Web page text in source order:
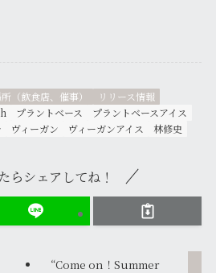
（飲食店、催事）
リリース情報
プラントベース
プラントベースアイス
ヴィーガン ヴィーガンアイス 林修史
らシェアしてね！
“Come on！Summer